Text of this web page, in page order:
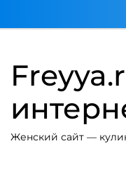
Женский сайт —